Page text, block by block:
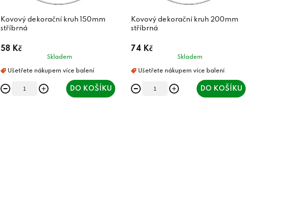
Kovový dekorační kruh 150mm
stříbrná
58 Kč
Skladem
DO KOŠÍKU
Kovový dekorační kruh 200mm
stříbrná
74 Kč
Skladem
DO KOŠÍKU